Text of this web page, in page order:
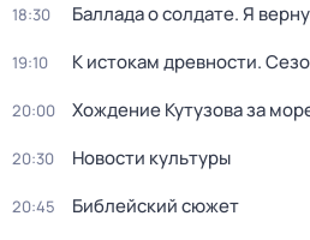
18:30 Баллада о солдате. Я
19:10 К истокам древности.
20:00 Хождение Кутузова за
20:30 Новости культуры
20:45 Библейский сюжет